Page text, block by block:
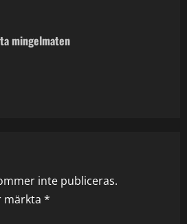
mingelmaten
inte publiceras.
märkta *